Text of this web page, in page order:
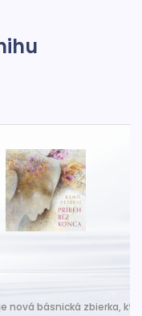
ktorá nesie